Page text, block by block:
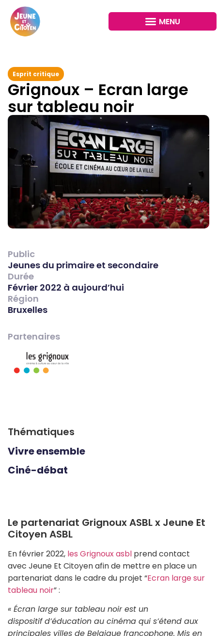
Esprit critique
Grignoux – Ecran large
sur tableau noir
Public
Jeunes du primaire et secondaire
Durée
Février 2022 à aujourd’hui
Région
Bruxelles
Partenaires
Thématiques
Vivre ensemble
Ciné-débat
Le partenariat Grignoux ASBL x Jeune Et
Citoyen ASBL
En février 2022, les Grignoux asbl prend contact
avec Jeune Et Citoyen afin de mettre en place un
partenariat dans le cadre du projet “Ecran large sur
tableau noir” :
« Écran large sur tableau noir est un
dispositif d’éducation au cinéma qui s’étend aux
principales villes de Belgique francophone. Mis en